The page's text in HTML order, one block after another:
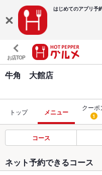
はじめてのアプリ予
お店TOP
牛角 大館店
トップ メニュー
クーポ
1
コース
ネット予約できるコース